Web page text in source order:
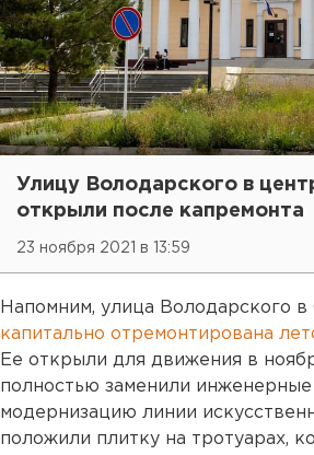
Улицу Володарского в
открыли после капремонта
23 ноября 2021 в 13:59
Напомним, улица Володарского
капитально отремонтирована
Ее открыли для движения в
полностью заменили инженерные
модернизацию линии
положили плитку на тротуарах,